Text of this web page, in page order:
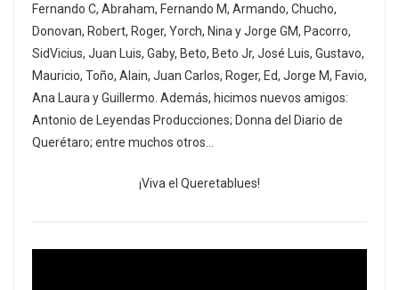
Fernando C, Abraham, Fernando M, Armando, Chucho,
Donovan, Robert, Roger, Yorch, Nina y Jorge GM, Pacorro,
SidVicius, Juan Luis, Gaby, Beto, Beto Jr, José Luis, Gustavo,
Mauricio, Toño, Alain, Juan Carlos, Roger, Ed, Jorge M, Favio,
Ana Laura y Guillermo. Además, hicimos nuevos amigos:
Antonio de Leyendas Producciones; Donna del Diario de
Querétaro; entre muchos otros…
¡Viva el Queretablues!